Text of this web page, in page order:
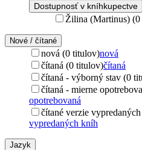
Dostupnosť v kníhkupectve
Žilina (Martinus)
Nové / čítané
nová (0 titulov)nová
čítaná (0 titulov)čítaná
čítaná - výborný stav (0
čítaná - mierne
opotrebovaná
čítané verzie
vypredaných kníh
Jazyk